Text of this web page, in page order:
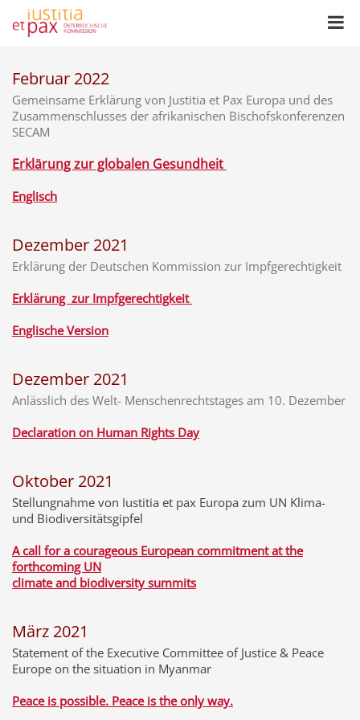
Februar 2022
Gemeinsame Erklärung von Justitia et Pax Europa und des
Zusammenschlusses der afrikanischen Bischofskonferenzen
SECAM
Erklärung zur globalen Gesundheit
Englisch
Dezember 2021
Erklärung der Deutschen Kommission zur Impfgerechtigkeit
Erklärung zur Impfgerechtigkeit
Englische Version
Dezember 2021
Anlässlich des Welt- Menschenrechtstages am 10. Dezember
Declaration on Human Rights Day
Oktober 2021
Stellungnahme von Iustitia et pax Europa zum UN Klima-
und Biodiversitätsgipfel
A call for a courageous European commitment at the
forthcoming UN
climate and biodiversity summits
März 2021
Statement of the Executive Committee of Justice & Peace
Europe on the situation in Myanmar
Peace is possible. Peace is the only way.